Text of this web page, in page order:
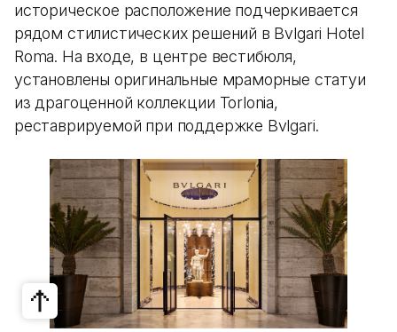
историческое расположение подчеркивается
рядом стилистических решений в Bvlgari Hotel
Roma. На входе, в центре вестибюля,
установлены оригинальные мраморные статуи
из драгоценной коллекции Torlonia,
реставрируемой при поддержке Bvlgari.